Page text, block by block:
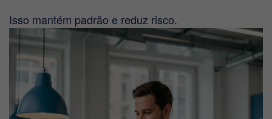
Isso mantém padrão e reduz risco.